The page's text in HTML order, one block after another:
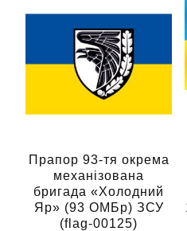
Прапор 93-тя окрема
механізована
бригада «Холодний
Яр» (93 ОМБр) ЗСУ
(flag-00125)